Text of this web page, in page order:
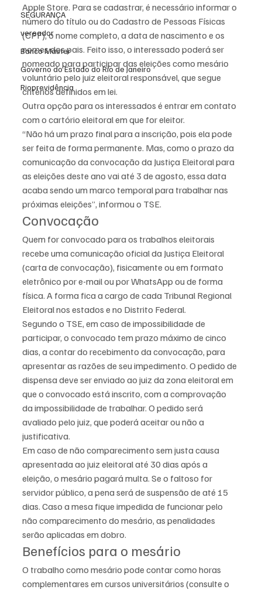
SEGURANÇA
vereador
Banco Master
Governo do Estado do Rio de Janeiro
Rioprevidência
Apple Store. Para se cadastrar, é necessário informar o
número do título ou do Cadastro de Pessoas Físicas
(CPF), o nome completo, a data de nascimento e os
nomes dos pais. Feito isso, o interessado poderá ser
nomeado para participar das eleições como mesário
voluntário pelo juiz eleitoral responsável, que segue
critérios definidos em lei.
Outra opção para os interessados é entrar em contato
com o cartório eleitoral em que for eleitor.
“Não há um prazo final para a inscrição, pois ela pode
ser feita de forma permanente. Mas, como o prazo da
comunicação da convocação da Justiça Eleitoral para
as eleições deste ano vai até 3 de agosto, essa data
acaba sendo um marco temporal para trabalhar nas
próximas eleições”, informou o TSE.
Convocação
Quem for convocado para os trabalhos eleitorais
recebe uma comunicação oficial da Justiça Eleitoral
(carta de convocação), fisicamente ou em formato
eletrônico por e-mail ou por WhatsApp ou de forma
física. A forma fica a cargo de cada Tribunal Regional
Eleitoral nos estados e no Distrito Federal.
Segundo o TSE, em caso de impossibilidade de
participar, o convocado tem prazo máximo de cinco
dias, a contar do recebimento da convocação, para
apresentar as razões de seu impedimento. O pedido de
dispensa deve ser enviado ao juiz da zona eleitoral em
que o convocado está inscrito, com a comprovação
da impossibilidade de trabalhar. O pedido será
avaliado pelo juiz, que poderá aceitar ou não a
justificativa.
Em caso de não comparecimento sem justa causa
apresentada ao juiz eleitoral até 30 dias após a
eleição, o mesário pagará multa. Se o faltoso for
servidor público, a pena será de suspensão de até 15
dias. Caso a mesa fique impedida de funcionar pelo
não comparecimento do mesário, as penalidades
serão aplicadas em dobro.
Benefícios para o mesário
O trabalho como mesário pode contar como horas
complementares em cursos universitários (consulte o